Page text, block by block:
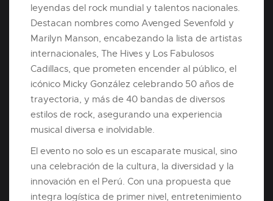
leyendas del rock mundial y talentos nacionales.
Destacan nombres como Avenged Sevenfold y
Marilyn Manson, encabezando la lista de artistas
internacionales, The Hives y Los Fabulosos
Cadillacs, que prometen encender al público, el
icónico Micky González celebrando 50 años de
trayectoria, y más de 40 bandas de diversos
estilos de rock, asegurando una experiencia
musical diversa e inolvidable.
El evento no solo es un escaparate musical, sino
una celebración de la cultura, la diversidad y la
innovación en el Perú. Con una propuesta que
integra logística de primer nivel, entretenimiento